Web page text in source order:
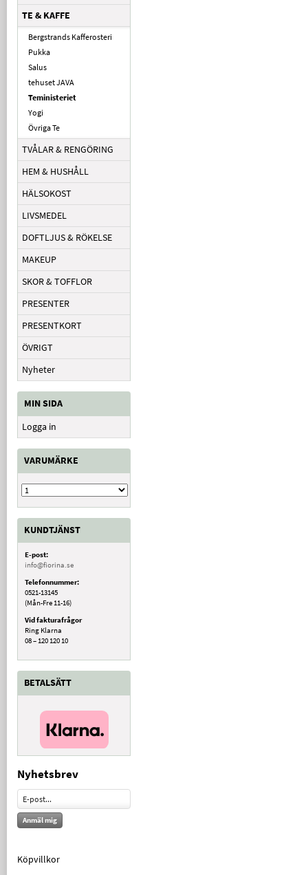
TE & KAFFE
Bergstrands Kafferosteri
Pukka
Salus
tehuset JAVA
Teministeriet
Yogi
Övriga Te
TVÅLAR & RENGÖRING
HEM & HUSHÅLL
HÄLSOKOST
LIVSMEDEL
DOFTLJUS & RÖKELSE
MAKEUP
SKOR & TOFFLOR
PRESENTER
PRESENTKORT
ÖVRIGT
Nyheter
MIN SIDA
Logga in
VARUMÄRKE
KUNDTJÄNST
E-post:
info@fiorina.se
Telefonnummer:
0521-13145
(Mån-Fre 11-16)
Vid fakturafrågor
Ring Klarna
08 – 120 120 10
BETALSÄTT
Nyhetsbrev
Anmäl mig
Köpvillkor